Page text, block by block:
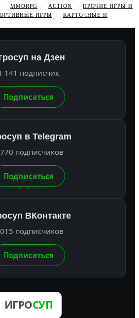
MMORPG ACTION
ПРОЧИЕ ИГРЫ И
ИГРЫ
КАРТОЧНЫЕ И
на Дзен
141 подписчик
Подписаться
в Telegram
подписчиков
Подписаться
ВКонтакте
подписчиков
Подписаться
ИГРОСУП